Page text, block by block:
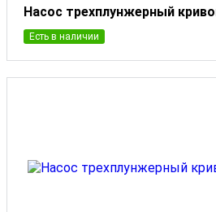
Насос трехплунжерный
Есть в наличии